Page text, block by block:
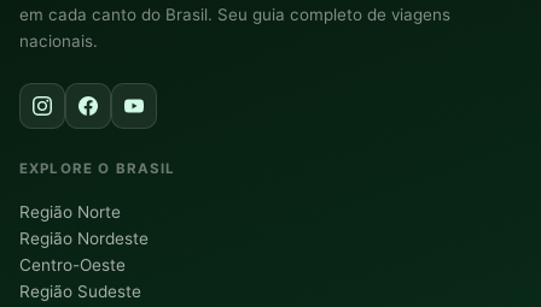
em cada canto do Brasil. Seu guia completo de viagens
nacionais.
EXPLORE O BRASIL
Região Norte
Região Nordeste
Centro-Oeste
Região Sudeste